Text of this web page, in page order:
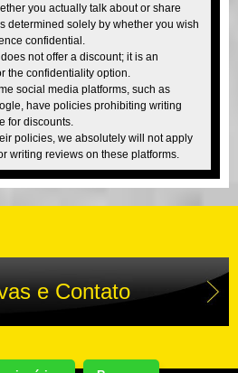
you actually talk about or share
determined solely by whether you wish
confidential.
not offer a discount; it is an
the confidentiality option.
social media platforms, such as
have policies prohibiting writing
for discounts.
policies, we absolutely will not apply
writing reviews on these platforms.
e Contato